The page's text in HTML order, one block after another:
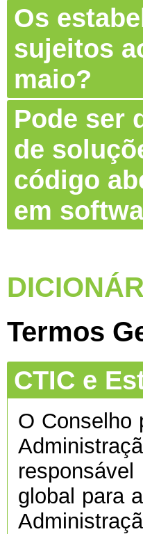
Os
sujeitos
maio?
Pode ser
de
código
em
Termos
CTIC e
O Conselho
global para